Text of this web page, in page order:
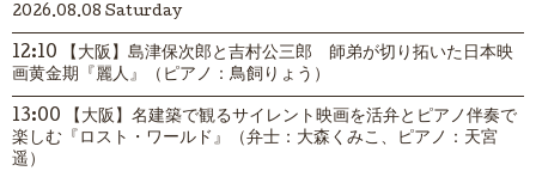
2026.08.08 Saturday
12:10 【大阪】島津保次郎と吉村公三郎 師弟が切り拓いた日本映
画黄金期『麗人』（ピアノ：鳥飼りょう）
13:00 【大阪】名建築で観るサイレント映画を活弁とピアノ伴奏で
楽しむ『ロスト・ワールド』（弁士：大森くみこ、ピアノ：天宮
遥）